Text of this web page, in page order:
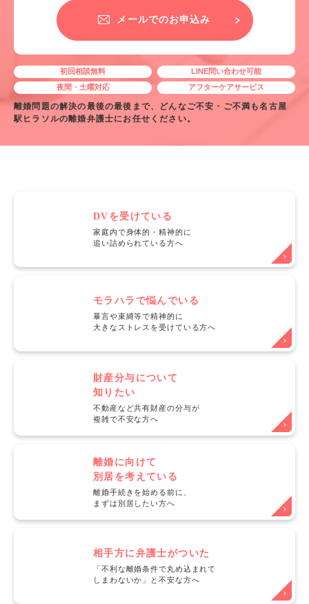
メールでのお申込み
初回相談無料
LINE問い合わせ可能
夜間・土曜対応
アフターケアサービス
離婚問題の解決の最後の最後まで、どんなご不安・ご不満も名古屋
駅ヒラソルの離婚弁護士にお任せください。
DVを受けている
家庭内で身体的・精神的に
追い詰められている方へ
モラハラで悩んでいる
暴言や束縛等で精神的に
大きなストレスを受けている方へ
財産分与について
知りたい
不動産など共有財産の分与が
複雑で不安な方へ
離婚に向けて
別居を考えている
離婚手続きを始める前に、
まずは別居したい方へ
相手方に弁護士がついた
「不利な離婚条件で丸め込まれて
しまわないか」と不安な方へ